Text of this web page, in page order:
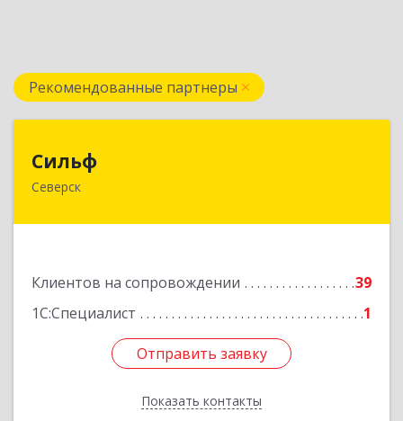
Рекомендованные партнеры
Сильф
Северск
Клиентов на сопровождении
39
1С:Специалист
1
Отправить заявку
Показать контакты
636000, Томская обл, Северск г, Спортивная ул,
Отправить заявку
Назад